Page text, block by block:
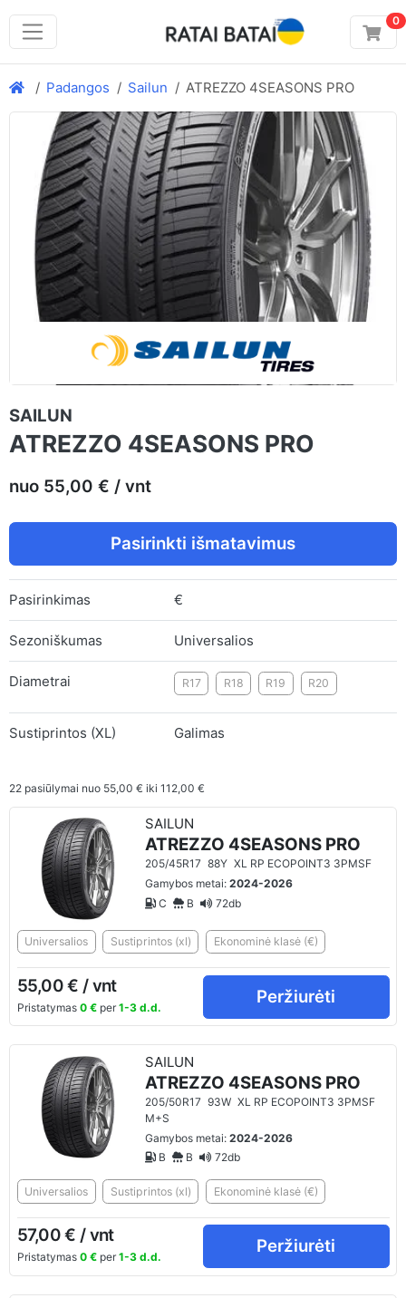
0
Padangos Sailun ATREZZO 4SEASONS PRO
SAILUN
ATREZZO 4SEASONS PRO
nuo 55,00 € / vnt
Pasirinkti išmatavimus
Pasirinkimas €
Sezoniškumas Universalios
Diametrai R17 R18 R19 R20
Sustiprintos (XL) Galimas
22 pasiūlymai nuo 55,00 € iki 112,00 €
SAILUN
ATREZZO 4SEASONS PRO
205/45R17 88Y XL RP ECOPOINT3 3PMSF
Gamybos metai:2024-2026
C
B 72db
Universalios Sustiprintos (xl) Ekonominė klasė (€)
55,00 € / vnt
Pristatymas 0 €per 1-3 d.d.
Peržiurėti
SAILUN
ATREZZO 4SEASONS PRO
205/50R17 93W XL RP ECOPOINT3 3PMSF
M+S
Gamybos metai:2024-2026
B
B 72db
Universalios Sustiprintos (xl) Ekonominė klasė (€)
57,00 € / vnt
Pristatymas 0 €per 1-3 d.d.
Peržiurėti